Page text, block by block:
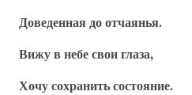
Доведенная до отчаянья.
Вижу в небе свои глаза,
Хочу сохранить состояние.